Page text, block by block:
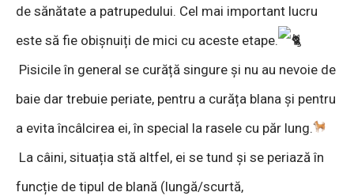
de sănătate a patrupedului. Cel mai important lucru
este să fie obișnuiți de mici cu aceste etape.
Pisicile în general se curăță singure și nu au nevoie de
baie dar trebuie periate, pentru a curăța blana și pentru
a evita încâlcirea ei, în special la rasele cu păr lung.
La câini, situația stă altfel, ei se tund și se periază în
funcție de tipul de blană (lungă/scurtă,